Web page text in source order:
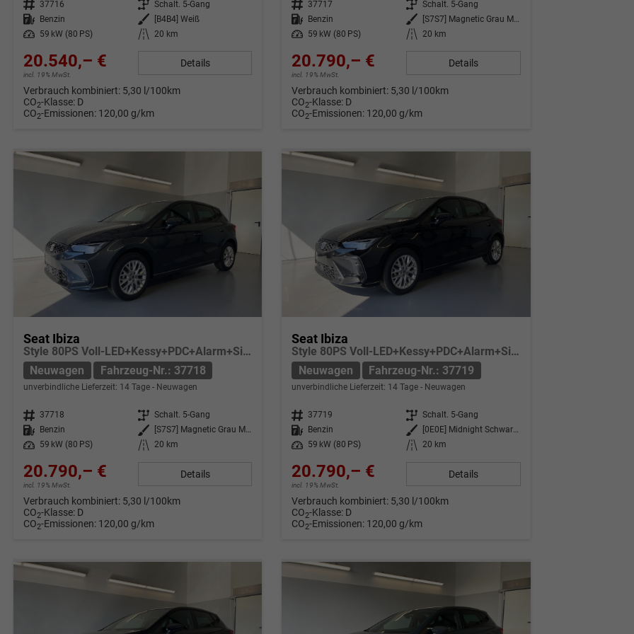
Fahrzeug-Nr. 37716 Getriebe Schalt. 5-Gang
Kraftstoff
Benzin Außenfarbe
[B4B4] Weiß
Leistung
59 kW (80 PS) Kilometerstand 20 km
20.540,– €
incl. 19% MwSt.
Details
Verbrauch kombiniert: 5,30 l/100km
CO2-Klasse: D
CO2-Emissionen: 120,00 g/km
Fahrzeug-Nr. 37717 Getriebe Schalt. 5-Gang
Kraftstoff
Benzin Außenfarbe
[S7S7] Magnetic Grau Metallic
Leistung
59 kW (80 PS) Kilometerstand 20 km
20.790,– €
incl. 19% MwSt.
Details
Verbrauch kombiniert: 5,30 l/100km
CO2-Klasse: D
CO2-Emissionen: 120,00 g/km
Seat Ibiza
Style 80PS Voll-LED+Kessy+PDC+Alarm+Sitzheizung+Kamera+App-Connect
Neuwagen
Fahrzeug-Nr.: 37718
unverbindliche Lieferzeit: 14 Tage Neuwagen
Fahrzeug-Nr. 37718 Getriebe Schalt. 5-Gang
Kraftstoff
Benzin Außenfarbe
[S7S7] Magnetic Grau Metallic
Leistung
59 kW (80 PS) Kilometerstand 20 km
20.790,– €
incl. 19% MwSt.
Details
Verbrauch kombiniert: 5,30 l/100km
CO2-Klasse: D
CO2-Emissionen: 120,00 g/km
Seat Ibiza
Style 80PS Voll-LED+Kessy+PDC+Alarm+Sitzheizung+Kamera+App-Connect
Neuwagen
Fahrzeug-Nr.: 37719
unverbindliche Lieferzeit: 14 Tage Neuwagen
Fahrzeug-Nr. 37719 Getriebe Schalt. 5-Gang
Kraftstoff
Benzin Außenfarbe
[0E0E] Midnight Schwarz Metallic
Leistung
59 kW (80 PS) Kilometerstand 20 km
20.790,– €
incl. 19% MwSt.
Details
Verbrauch kombiniert: 5,30 l/100km
CO2-Klasse: D
CO2-Emissionen: 120,00 g/km